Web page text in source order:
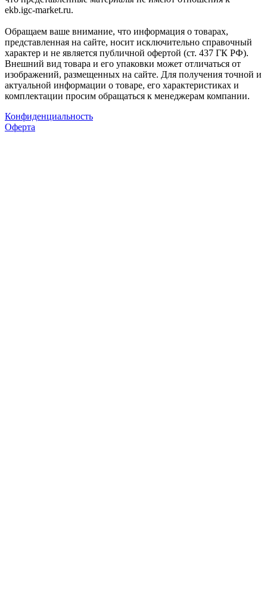
ekb.igc-market.ru.
Обращаем ваше внимание, что информация о товарах,
представленная на сайте, носит исключительно справочный
характер и не является публичной офертой (ст. 437 ГК РФ).
Внешний вид товара и его упаковки может отличаться от
изображений, размещенных на сайте. Для получения точной и
актуальной информации о товаре, его характеристиках и
комплектации просим обращаться к менеджерам компании.
Конфиденциальность
Оферта